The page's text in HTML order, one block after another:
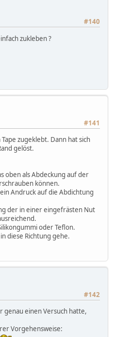
#140
zukleben ?
#141
zugeklebt. Dann hat sich
gelöst.
oben als Abdeckung auf der
können.
Andruck auf die Abdichtung
der in einer eingefrästen Nut
oder Teflon.
diese Richtung gehe.
#142
genau einen Versuch hatte,
Vorgehensweise: